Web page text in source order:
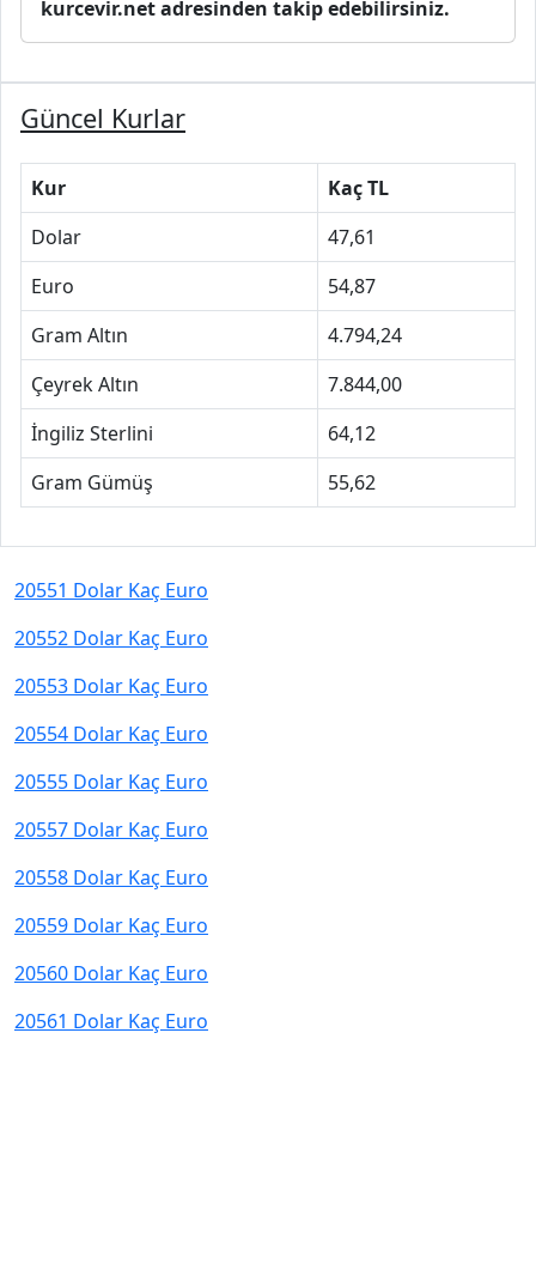
kurcevir.net adresinden takip edebilirsiniz.
Güncel Kurlar
Kur
Kaç TL
Dolar
47,61
Euro
54,87
Gram Altın
4.794,24
Çeyrek Altın
7.844,00
İngiliz Sterlini
64,12
Gram Gümüş
55,62
20551 Dolar Kaç Euro
20552 Dolar Kaç Euro
20553 Dolar Kaç Euro
20554 Dolar Kaç Euro
20555 Dolar Kaç Euro
20557 Dolar Kaç Euro
20558 Dolar Kaç Euro
20559 Dolar Kaç Euro
20560 Dolar Kaç Euro
20561 Dolar Kaç Euro